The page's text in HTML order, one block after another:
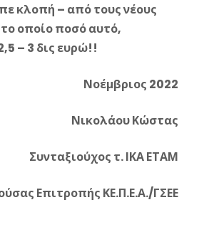
κλοπή – από τους νέους
οποίο ποσό αυτό,
– 3 δις ευρώ!!
Νοέμβριος 2022
Νικολάου Κώστας
Συνταξιούχος τ. ΙΚΑ ΕΤΑΜ
Επιτροπής ΚΕ.Π.Ε.Α./ΓΣΕΕ